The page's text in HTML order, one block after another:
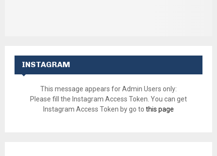
INSTAGRAM
This message appears for Admin Users only:
Please fill the Instagram Access Token. You can get
Instagram Access Token by go to this page